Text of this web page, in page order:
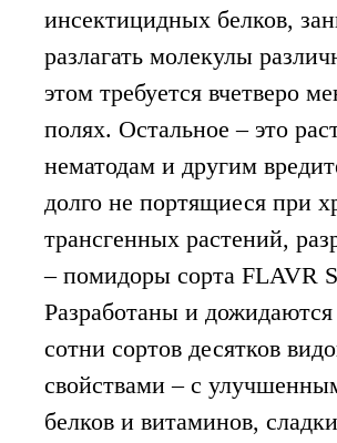
инсектицидных белков,
разлагать молекулы
этом требуется вчетверо
полях. Остальное – это
нематодам и другим
долго не портящиеся при
трансгенных растений,
– помидоры сорта FLAVR
Разработаны и
сотни сортов десятков
свойствами – с
белков и витаминов,